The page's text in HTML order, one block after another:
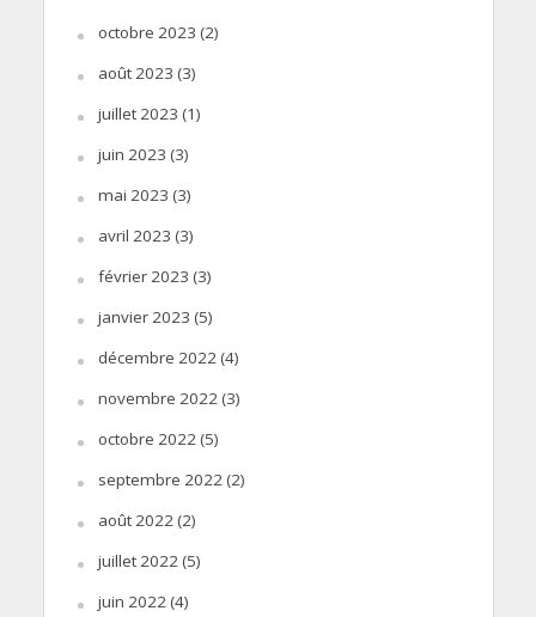
octobre 2023 (2)
août 2023 (3)
juillet 2023 (1)
juin 2023 (3)
mai 2023 (3)
avril 2023 (3)
février 2023 (3)
janvier 2023 (5)
décembre 2022(4)
novembre 2022(3)
octobre 2022(5)
septembre 2022(2)
août 2022(2)
juillet 2022(5)
juin 2022(4)